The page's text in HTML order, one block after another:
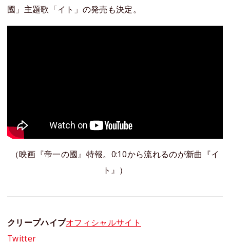
國」主題歌「イト」の発売も決定。
（映画『帝一の國』特報。0:10から流れるのが新曲『イ
ト』）
クリープハイプオフィシャルサイト
Twitter